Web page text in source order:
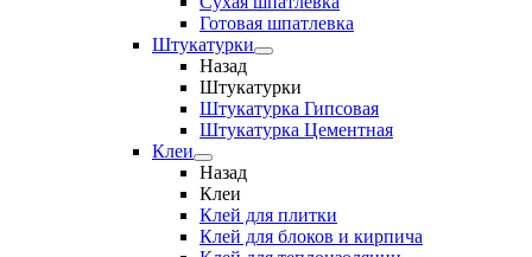
Готовая шпатлевка
Штукатурки
Назад
Штукатурки
Штукатурка Гипсовая
Штукатурка Цементная
Клеи
Назад
Клеи
Клей для плитки
Клей для блоков и кирпича